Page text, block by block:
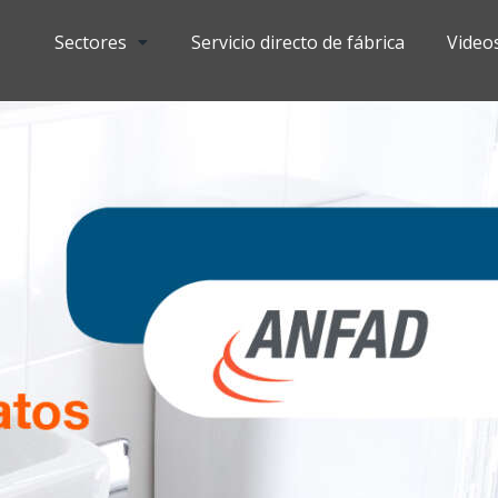
Sectores Servicio directo de fábrica